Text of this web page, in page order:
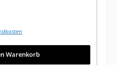
Warenkorb